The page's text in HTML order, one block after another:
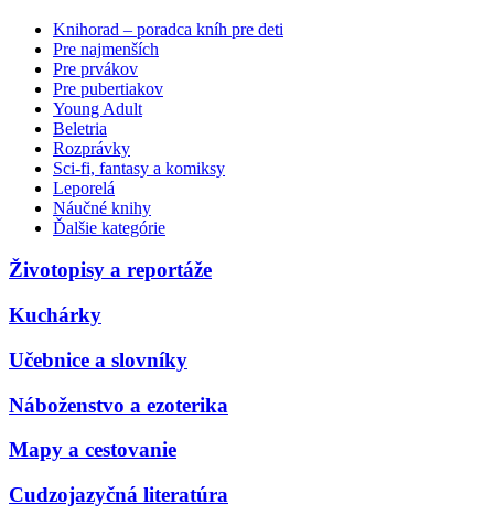
Knihorad – poradca kníh pre deti
Pre najmenších
Pre prvákov
Pre pubertiakov
Young Adult
Beletria
Rozprávky
Sci-fi, fantasy a komiksy
Leporelá
Náučné knihy
Ďalšie kategórie
Životopisy a reportáže
Kuchárky
Učebnice a slovníky
Náboženstvo a ezoterika
Mapy a cestovanie
Cudzojazyčná literatúra